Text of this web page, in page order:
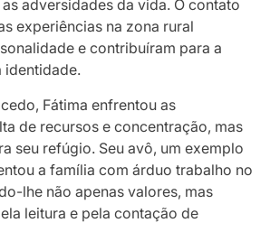
adversidades da vida. O contato
experiências na zona rural
e contribuíram para a
identidade.
Fátima enfrentou as
de recursos e concentração, mas
seu refúgio. Seu avô, um exemplo
a família com árduo trabalho no
lhe não apenas valores, mas
leitura e pela contação de